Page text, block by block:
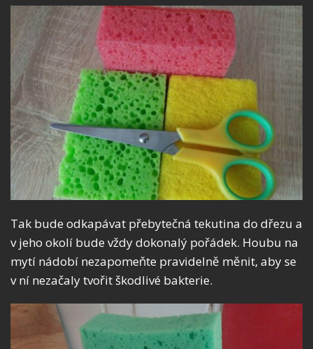
Tak bude odkapávat přebytečná tekutina do dřezu a
v jeho okolí bude vždy dokonalý pořádek. Houbu na
mytí nádobí nezapomeňte pravidelně měnit, aby se
v ní nezačaly tvořit škodlivé bakterie.